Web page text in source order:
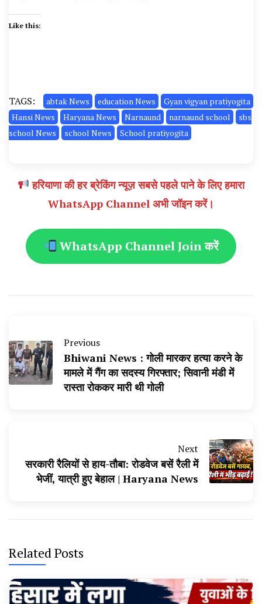
Like this:
TAGS: abtak News education News
Gyan vigyan pratiyogita
Hansi News
Haryana News Narnaund narnaund school
sbs
school News
school News School pratiyogita
हरियाणा की हर ब्रेकिंग न्यूज़ सबसे पहले पाने के लिए हमारा
WhatsApp Channel अभी जॉइन करें।
WhatsApp Channel Join करें
Previous
Bhiwani News : गोली मारकर हत्या करने के
मामले में गैंग का सदस्य गिरफ्तार; सिवानी मंडी में
रास्ता रोककर मारी थी गोली
Next
सरकारी रैलियों से हाय-तौबा: रोडवेज बसें रैली में
भेजीं, यात्री हुए बेहाल | Haryana News
Related Posts